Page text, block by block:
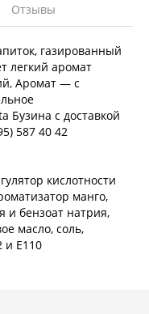
Отзывы
газированный
легкий аромат
Аромат — с
Бузина с доставкой
587 40 42
кислотности
манго,
и бензоат натрия,
масло, соль,
и Е110